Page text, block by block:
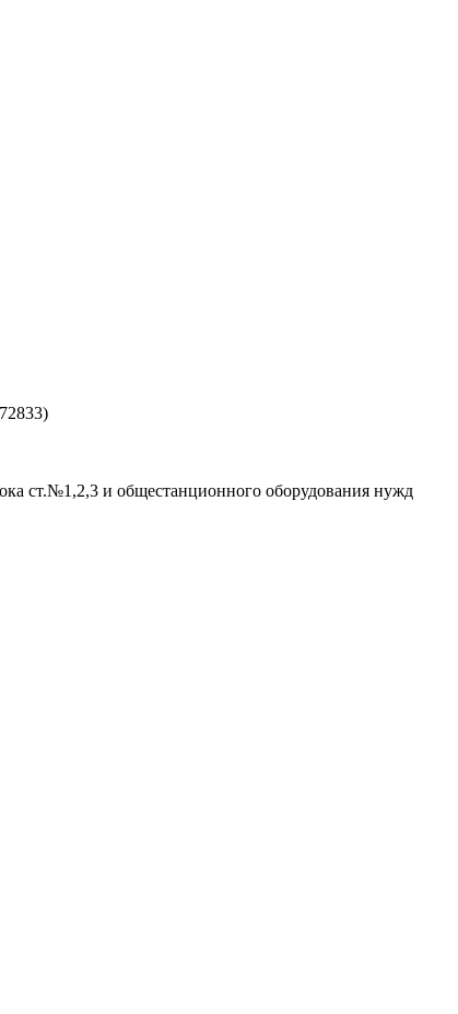
ст.№1,2,3 и общестанционного оборудования нужд